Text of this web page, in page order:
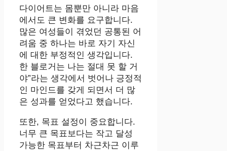
다이어트는 몸뿐만 아니라 마음
에서도 큰 변화를 요구합니다.
많은 여성들이 겪었던 공통된 어
려움 중 하나는 바로 자기 자신
에 대한 부정적인 생각입니다.
한 블로거는 나는 절대 못 할 거
야”라는 생각에서 벗어나 긍정적
인 마인드를 갖게 되면서 더 많
은 성과를 얻었다고 했습니다.
또한, 목표 설정이 중요합니다.
너무 큰 목표보다는 작고 달성
가능한 목표부터 차근차근 이루